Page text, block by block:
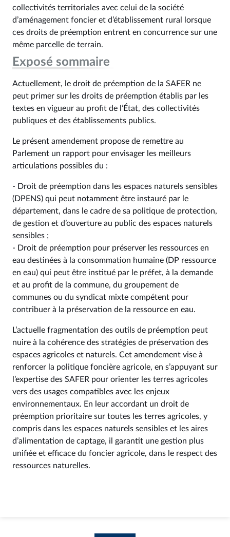
collectivités territoriales avec celui de la société
d’aménagement foncier et d’établissement rural lorsque
ces droits de préemption entrent en concurrence sur une
même parcelle de terrain.
Exposé sommaire
Actuellement, le droit de préemption de la SAFER ne
peut primer sur les droits de préemption établis par les
textes en vigueur au profit de l’État, des collectivités
publiques et des établissements publics.
Le présent amendement propose de remettre au
Parlement un rapport pour envisager les meilleurs
articulations possibles du :
- Droit de préemption dans les espaces naturels sensibles
(DPENS) qui peut notamment être instauré par le
département, dans le cadre de sa politique de protection,
de gestion et d’ouverture au public des espaces naturels
sensibles ;
- Droit de préemption pour préserver les ressources en
eau destinées à la consommation humaine (DP ressource
en eau) qui peut être institué par le préfet, à la demande
et au profit de la commune, du groupement de
communes ou du syndicat mixte compétent pour
contribuer à la préservation de la ressource en eau.
L’actuelle fragmentation des outils de préemption peut
nuire à la cohérence des stratégies de préservation des
espaces agricoles et naturels. Cet amendement vise à
renforcer la politique foncière agricole, en s’appuyant sur
l’expertise des SAFER pour orienter les terres agricoles
vers des usages compatibles avec les enjeux
environnementaux. En leur accordant un droit de
préemption prioritaire sur toutes les terres agricoles, y
compris dans les espaces naturels sensibles et les aires
d’alimentation de captage, il garantit une gestion plus
unifiée et efficace du foncier agricole, dans le respect des
ressources naturelles.